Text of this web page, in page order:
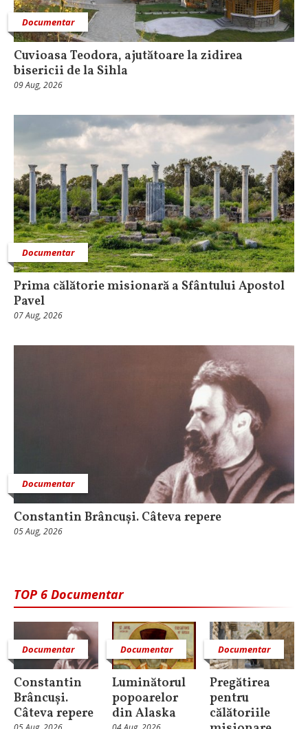
Documentar
Cuvioasa Teodora, ajutătoare la zidirea
bisericii de la Sihla
09 Aug, 2026
Documentar
Prima călătorie misionară a Sfântului Apostol
Pavel
07 Aug, 2026
Documentar
Constantin Brâncuși. Câteva repere
05 Aug, 2026
TOP 6 Documentar
Documentar
Constantin
Brâncuși.
Câteva repere
Documentar
Luminătorul
popoarelor
din Alaska
Documentar
Pregătirea
pentru
călătoriile